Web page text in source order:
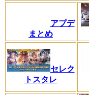
アプデ
まとめ
セレク
トスタレ